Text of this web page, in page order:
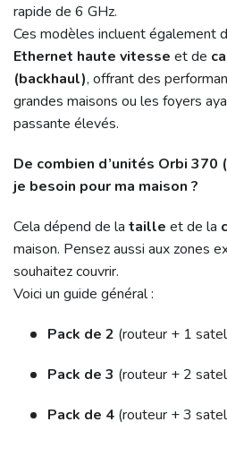
rapide de 6 GHz.
Ces modèles incluent également
Ethernet haute vitesse et de
(backhaul), offrant des
grandes maisons ou les foyers
passante élevés.
De combien d’unités Orbi
je besoin pour ma maison ?
Cela dépend de la taille et de la
maison. Pensez aussi aux zones
souhaitez couvrir.
Voici un guide général :
Pack de 2 (routeur + 1
Pack de 3 (routeur + 2
Pack de 4 (routeur + 3